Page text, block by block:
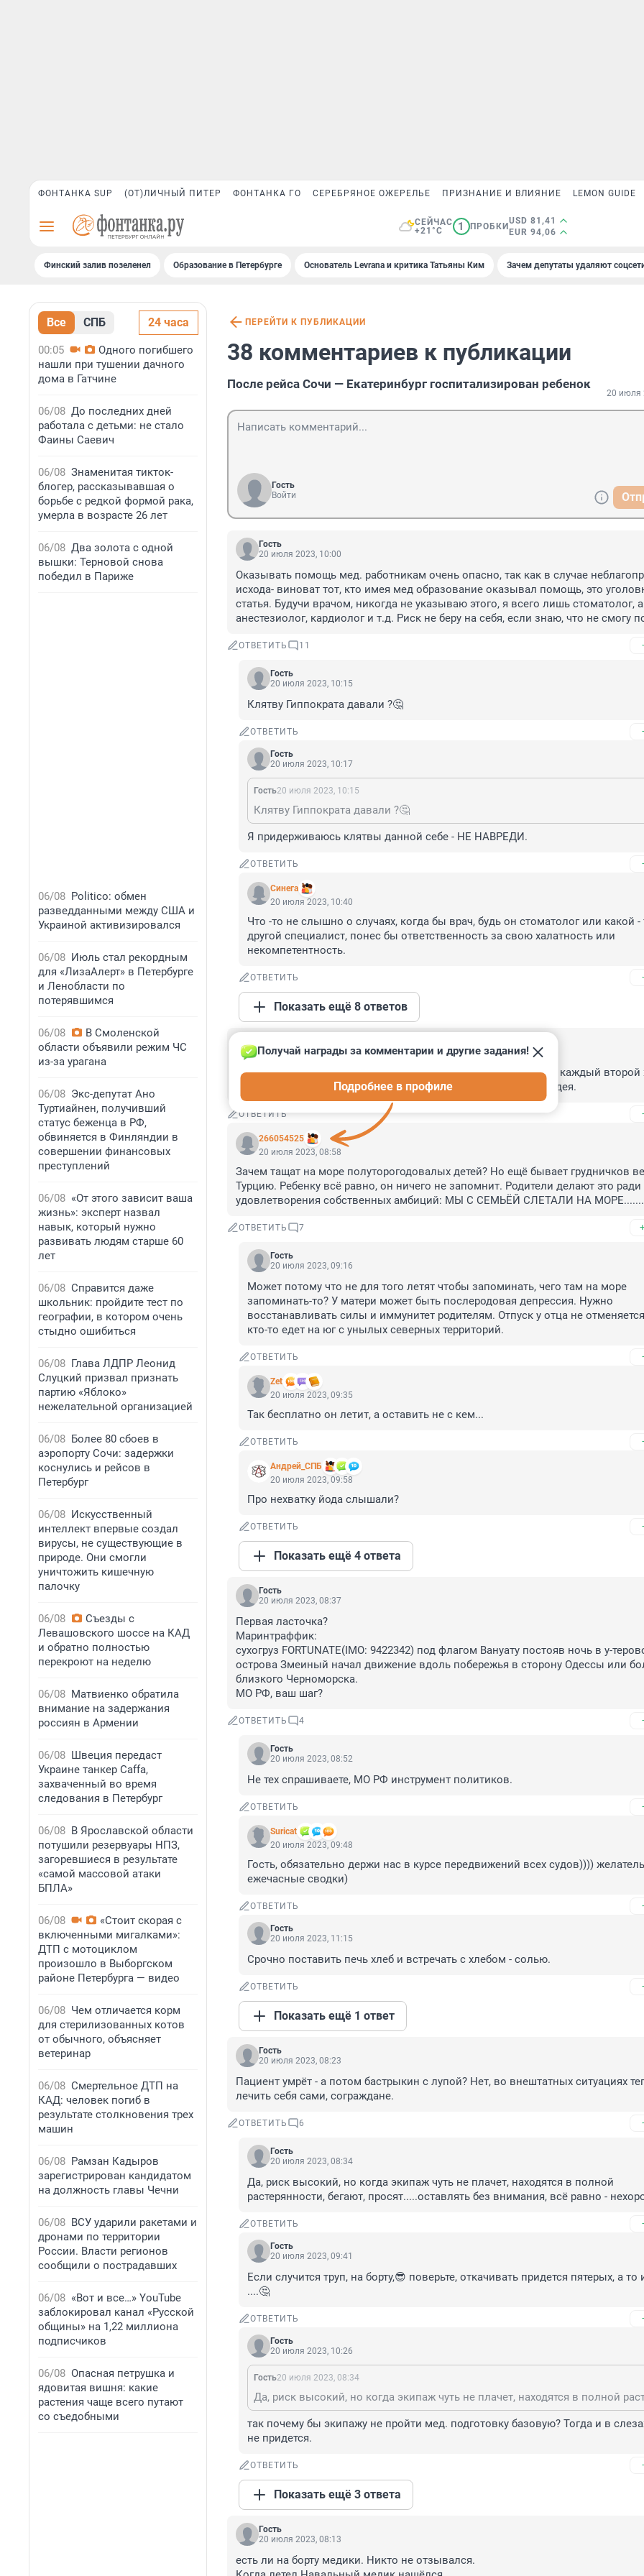
ФОНТАНКА SUP (ОТ)ЛИЧНЫЙ ПИТЕР ФОНТАНКА ГО СЕРЕБРЯНОЕ ОЖЕРЕЛЬЕ ПРИЗНАНИЕ И ВЛИЯНИЕ LEMON GUIDE
СЕЙЧАС
+21°C
1 ПРОБКИ
USD 81,41
EUR 94,06
Финский залив позеленел Образование в Петербурге Основатель Levrana и критика Татьяны Ким Зачем депутаты удаляют
Все СПБ 24 часа
00:05
Одного погибшего
нашли при тушении дачного
дома в Гатчине
06/08 До последних дней
работала с детьми: не стало
Фаины Саевич
06/08 Знаменитая тикток-
блогер, рассказывавшая о
борьбе с редкой формой рака,
умерла в возрасте 26 лет
06/08 Два золота с одной
вышки: Терновой снова
победил в Париже
06/08 Politico: обмен
разведданными между США и
Украиной активизировался
06/08 Июль стал рекордным
для «ЛизаАлерт» в Петербурге
и Ленобласти по
потерявшимся
06/08
В Смоленской
области объявили режим ЧС
из-за урагана
06/08 Экс-депутат Ано
Туртиайнен, получивший
статус беженца в РФ,
обвиняется в Финляндии в
совершении финансовых
преступлений
06/08 «От этого зависит ваша
жизнь»: эксперт назвал
навык, который нужно
развивать людям старше 60
лет
06/08 Справится даже
школьник: пройдите тест по
географии, в котором очень
стыдно ошибиться
06/08 Глава ЛДПР Леонид
Слуцкий призвал признать
партию «Яблоко»
нежелательной организацией
06/08 Более 80 сбоев в
аэропорту Сочи: задержки
коснулись и рейсов в
Петербург
06/08 Искусственный
интеллект впервые создал
вирусы, не существующие в
природе. Они смогли
уничтожить кишечную
палочку
06/08
Съезды с
Левашовского шоссе на КАД
и обратно полностью
перекроют на неделю
06/08 Матвиенко обратила
внимание на задержания
россиян в Армении
06/08 Швеция передаст
Украине танкер Caffa,
захваченный во время
следования в Петербург
06/08 В Ярославской области
потушили резервуары НПЗ,
загоревшиеся в результате
«самой массовой атаки
БПЛА»
06/08
«Стоит скорая с
включенными мигалками»:
ДТП с мотоциклом
произошло в Выборгском
районе Петербурга — видео
06/08 Чем отличается корм
для стерилизованных котов
от обычного, объясняет
ветеринар
06/08 Смертельное ДТП на
КАД: человек погиб в
результате столкновения трех
машин
06/08 Рамзан Кадыров
зарегистрирован кандидатом
на должность главы Чечни
06/08 ВСУ ударили ракетами и
дронами по территории
России. Власти регионов
сообщили о пострадавших
06/08 «Вот и все…» YouTube
заблокировал канал «Русской
общины» на 1,22 миллиона
подписчиков
06/08 Опасная петрушка и
ядовитая вишня: какие
растения чаще всего путают
со съедобными
ПЕРЕЙТИ К ПУБЛИКАЦИИ
38 комментариев к публикации
После рейса Сочи — Екатеринбург госпитализирован ребенок
20 июля
Гость
Войти
Гость
20 июля 2023, 10:00
Оказывать помощь мед. работникам очень опасно, так как в случае
исхода- виноват тот, кто имея мед образование оказывал помощь, это
статья. Будучи врачом, никогда не указываю этого, я всего лишь стоматолог,
анестезиолог, кардиолог и т.д. Риск не беру на себя, если знаю, что не смогу
ОТВЕТИТЬ 11
Гость
20 июля 2023, 10:15
Клятву Гиппократа давали ?🤔
ОТВЕТИТЬ
Гость
20 июля 2023, 10:17
Гость20 июля 2023, 10:15
Клятву Гиппократа давали ?🤔
Я придерживаюсь клятвы данной себе - НЕ НАВРЕДИ.
ОТВЕТИТЬ
Синега
20 июля 2023, 10:40
Что -то не слышно о случаях, когда бы врач, будь он стоматолог или какой -
другой специалист, понес бы ответственность за свою халатность или
некомпетентность.
ОТВЕТИТЬ
Показать ещё 8 ответов
20 июля 2023, 09:39
"Еще вчера отравился" - это, скорее всего, ротавирус, который каждый второй
на черном море. Лезть в самолет с рвотой не самая лучшая идея.
ОТВЕТИТЬ
266054525
Получай награды за комментарии и другие задания!
Подробнее в профиле
20 июля 2023, 08:58
Зачем тащат на море полуторогодовалых детей? Но ещё бывает грудничков
Турцию. Ребенку всё равно, он ничего не запомнит. Родители делают это ради
удовлетворения собственных амбиций: МЫ С СЕМЬЁЙ СЛЕТАЛИ НА
ОТВЕТИТЬ 7
Гость
20 июля 2023, 09:16
Может потому что не для того летят чтобы запоминать, чего там на море
запоминать-то? У матери может быть послеродовая депрессия. Нужно
восстанавливать силы и иммунитет родителям. Отпуск у отца не
кто-то едет на юг с унылых северных территорий.
ОТВЕТИТЬ
Zet
20 июля 2023, 09:35
Так бесплатно он летит, а оставить не с кем...
ОТВЕТИТЬ
Андрей_СПБ
20 июля 2023, 09:58
Про нехватку йода слышали?
ОТВЕТИТЬ
Показать ещё 4 ответа
Гость
20 июля 2023, 08:37
Первая ласточка?
Маринтраффик:
сухогруз FORTUNATE(IMO: 9422342) под флагом Вануату постояв ночь в у-
острова Змеиный начал движение вдоль побережья в сторону Одессы или
близкого Черноморска.
МО РФ, ваш шаг?
ОТВЕТИТЬ 4
Гость
20 июля 2023, 08:52
Не тех спрашиваете, МО РФ инструмент политиков.
ОТВЕТИТЬ
Suricat
20 июля 2023, 09:48
Гость, обязательно держи нас в курсе передвижений всех судов))))
ежечасные сводки)
ОТВЕТИТЬ
Гость
20 июля 2023, 11:15
Срочно поставить печь хлеб и встречать с хлебом - солью.
ОТВЕТИТЬ
Показать ещё 1 ответ
Гость
20 июля 2023, 08:23
Пациент умрёт - а потом бастрыкин с лупой? Нет, во внештатных ситуациях
лечить себя сами, сограждане.
ОТВЕТИТЬ 6
Гость
20 июля 2023, 08:34
Да, риск высокий, но когда экипаж чуть не плачет, находятся в полной
растерянности, бегают, просят.....оставлять без внимания, всё равно -
ОТВЕТИТЬ
Гость
20 июля 2023, 09:41
Если случится труп, на борту,😎 поверьте, откачивать придется пятерых, а
....🤔
ОТВЕТИТЬ
Гость
20 июля 2023, 10:26
Гость20 июля 2023, 08:34
так почему бы экипажу не пройти мед. подготовку базовую? Тогда и в
не придется.
ОТВЕТИТЬ
Показать ещё 3 ответа
Гость
20 июля 2023, 08:13
есть ли на борту медики. Никто не отзывался.